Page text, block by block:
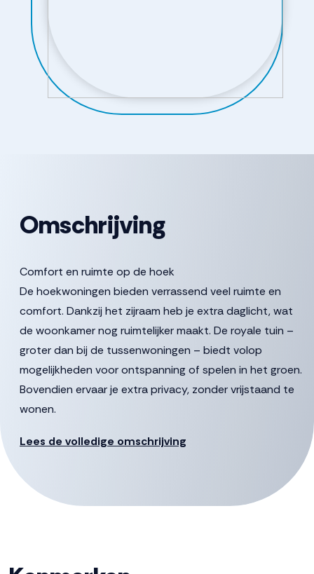
Omschrijving
Comfort en ruimte op de hoek
De hoekwoningen bieden verrassend veel ruimte en
comfort. Dankzij het zijraam heb je extra daglicht, wat
de woonkamer nog ruimtelijker maakt. De royale tuin –
groter dan bij de tussenwoningen – biedt volop
mogelijkheden voor ontspanning of spelen in het groen.
Bovendien ervaar je extra privacy, zonder vrijstaand te
wonen.
Deze woningen zijn beschikbaar in diverse uitvoeringen.
de voorgevel, die zorgt voor een karakteristieke
uitstraling. Binnen geniet je van een grote woonkeuken,
Lees de volledige omschrijving